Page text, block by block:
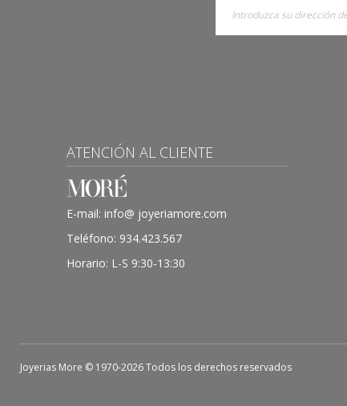
ATENCIÓN AL CLIENTE
E-mail: info@ joyeriamore.com
Teléfono: 934.423.567
Horario: L-S 9:30-13:30
Joyerias More © 1970-2026 Todos los derechos reservados